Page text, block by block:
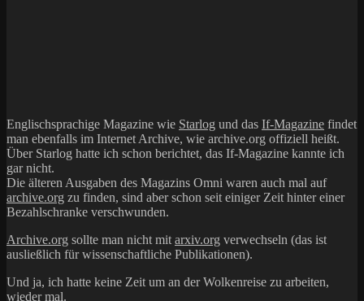
Englischsprachige Magazine wie Starlog und das If-Magazine findet
man ebenfalls im Internet Archive, wie archive.org offiziell heißt.
Über Starlog hatte ich schon berichtet, das If-Magazine kannte ich
gar nicht.
Die älteren Ausgaben des Magazins Omni waren auch mal auf
archive.org zu finden, sind aber schon seit einiger Zeit hinter einer
Bezahlschranke verschwunden.
Archive.org sollte man nicht mit arxiv.org verwechseln (das ist
ausließlich für wissenschaftliche Publikationen).
Und ja, ich hatte keine Zeit um an der Wolkenreise zu arbeiten,
wieder mal.